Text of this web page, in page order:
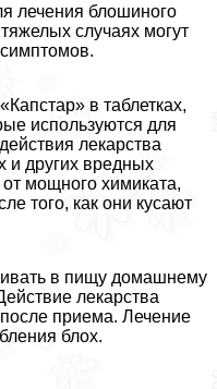
лечения блошиного
случаях могут
в таблетках,
используются для
лекарства
и других вредных
мощного химиката,
того, как они кусают
в пищу домашнему
лекарства
приема. Лечение
блох.